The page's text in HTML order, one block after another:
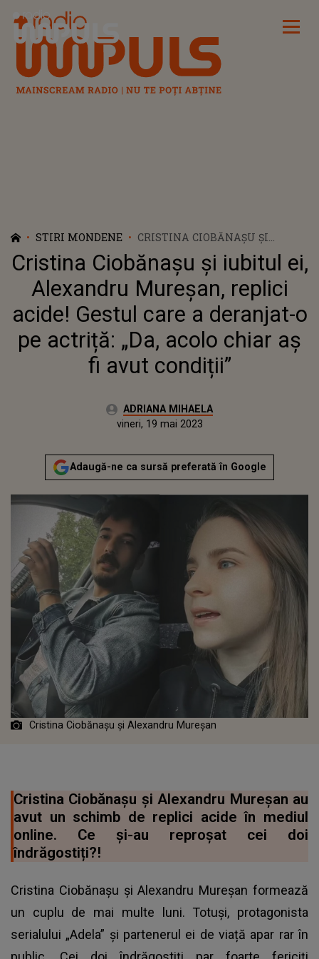
Radio Impuls
STIRI MONDENE
CRISTINA CIOBĂNAȘU ȘI
IUBITUL EI, ALEXANDRU
MUREȘAN, REPLICI ACIDE!
GESTUL CARE A DERANJAT-O PE
ACTRIȚĂ: „DA, ACOLO CHIAR AȘ
FI AVUT CONDIȚII”
Cristina Ciobănașu și iubitul ei,
Alexandru Mureșan, replici
acide! Gestul care a deranjat-o
pe actriță: „Da, acolo chiar aș
fi avut condiții”
Autor:ADRIANA MIHAELA
Actualizat:
vineri, 19 mai 2023
Adaugă-ne ca sursă preferată în Google
Cristina Ciobănașu și Alexandru Mureșan
Cristina Ciobănașu și Alexandru Mureșan au
avut un schimb de replici acide în mediul
online. Ce și-au reproșat cei doi
îndrăgostiți?!
Cristina Ciobănașu și Alexandru Mureșan formează
un cuplu de mai multe luni. Totuși, protagonista
serialului „Adela” și partenerul ei de viață apar rar în